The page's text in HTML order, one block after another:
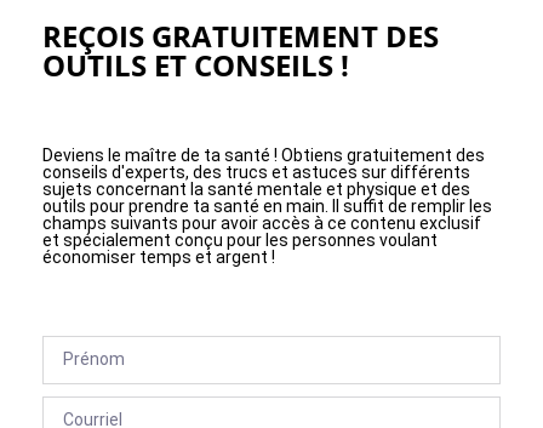
REÇOIS GRATUITEMENT DES
OUTILS ET CONSEILS !
Deviens le maître de ta santé ! Obtiens gratuitement des
conseils d'experts, des trucs et astuces sur différents
sujets concernant la santé mentale et physique et des
outils pour prendre ta santé en main. Il suffit de remplir les
champs suivants pour avoir accès à ce contenu exclusif
et spécialement conçu pour les personnes voulant
économiser temps et argent !